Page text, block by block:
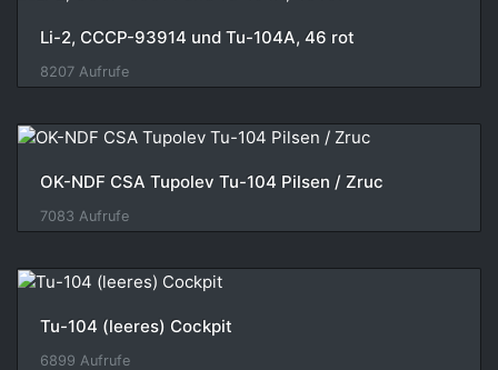
Li-2, CCCP-93914 und Tu-104A, 46 rot
8207 Aufrufe
OK-NDF CSA Tupolev Tu-104 Pilsen / Zruc
7083 Aufrufe
Tu-104 (leeres) Cockpit
6899 Aufrufe